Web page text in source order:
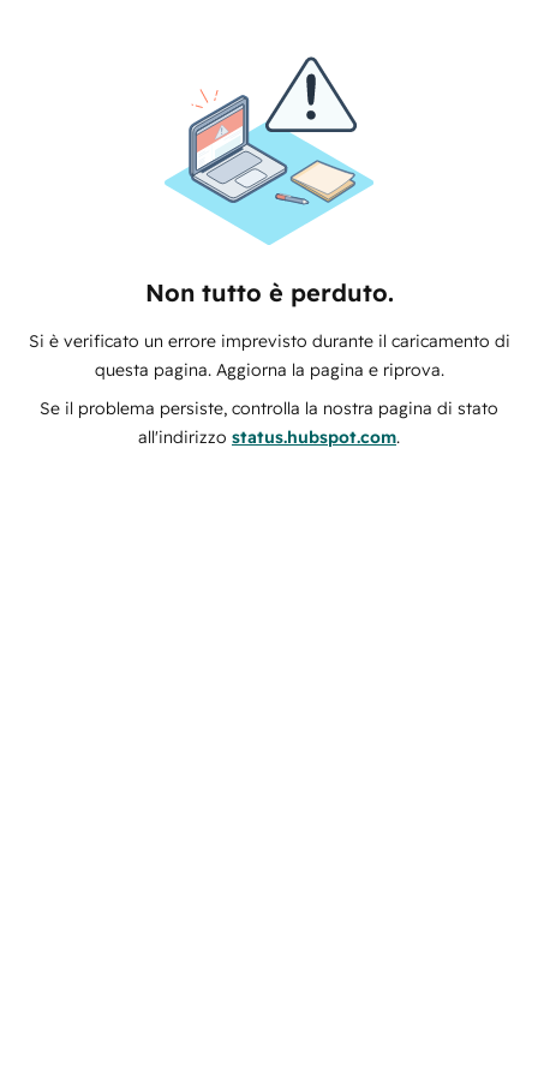
Non tutto è perduto.
Si è verificato un errore imprevisto durante il caricamento di
questa pagina. Aggiorna la pagina e riprova.
Se il problema persiste, controlla la nostra pagina di stato
all'indirizzo status.hubspot.com.